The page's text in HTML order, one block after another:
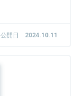
公開日 2024.10.11